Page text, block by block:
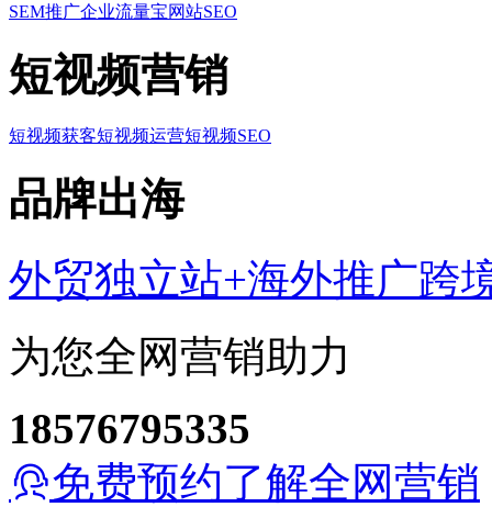
SEM推广企业流量宝网站SEO
短视频营销
短视频获客短视频运营短视频SEO
品牌出海
外贸独立站+海外推广跨
为您全网营销助力
18576795335
免费预约了解全网营销